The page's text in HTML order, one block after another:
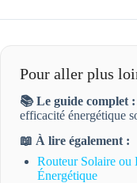
Pour aller plus
📚 Le guide complet :
efficacité énergétique
📖 À lire également :
Routeur Solaire ou
Énergétique